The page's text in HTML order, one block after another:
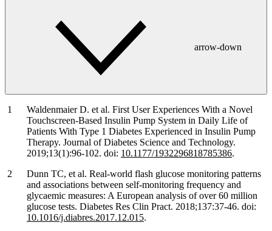
arrow-down
Waldenmaier D. et al. First User Experiences With a Novel
Touchscreen-Based Insulin Pump System in Daily Life of
Patients With Type 1 Diabetes Experienced in Insulin Pump
Therapy. Journal of Diabetes Science and Technology.
2019;13(1):96-102. doi: 10.1177/1932296818785386.
Dunn TC, et al. Real-world flash glucose monitoring patterns
and associations between self-monitoring frequency and
glycaemic measures: A European analysis of over 60 million
glucose tests. Diabetes Res Clin Pract. 2018;137:37-46. doi:
10.1016/j.diabres.2017.12.015.